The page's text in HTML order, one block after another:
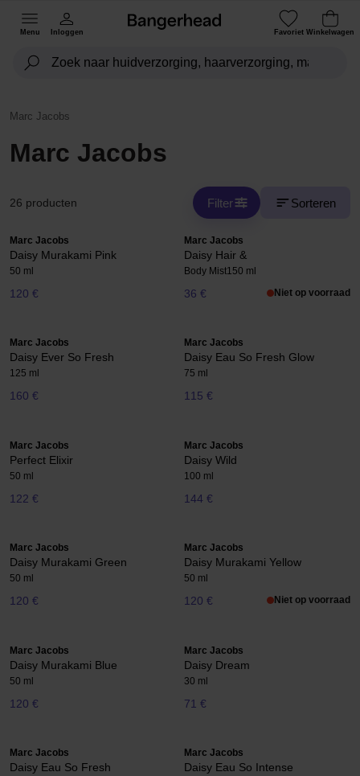
Menu Inloggen Favoriet Winkelwagen
Marc Jacobs
Marc Jacobs
26 producten Filter Sorteren
Marc Jacobs
Daisy Murakami Pink
50 ml
120 €
Marc Jacobs
Daisy Hair &
Body Mist150 ml
36 € Niet op voorraad
Marc Jacobs
Daisy Ever So Fresh
125 ml
160 €
Marc Jacobs
Daisy Eau So Fresh Glow
75 ml
115 €
Marc Jacobs
Perfect Elixir
50 ml
122 €
Marc Jacobs
Daisy Wild
100 ml
144 €
Marc Jacobs
Daisy Murakami Green
50 ml
120 €
Marc Jacobs
Daisy Murakami Yellow
50 ml
120 € Niet op voorraad
Marc Jacobs
Daisy Murakami Blue
50 ml
120 €
Marc Jacobs
Daisy Dream
30 ml
71 €
Marc Jacobs
Daisy Eau So Fresh
Marc Jacobs
Daisy Eau So Intense